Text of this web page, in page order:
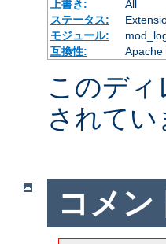
上書き:
All
ステータス:
モジュール:
互換性:
Apache
このデ
されて
コメン